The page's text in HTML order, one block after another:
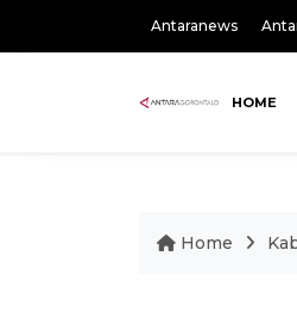
Antaranews
HOME
Home